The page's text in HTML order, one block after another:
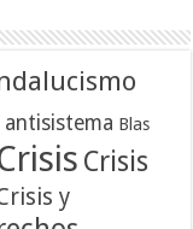
antisistema Blas
Crisis
y